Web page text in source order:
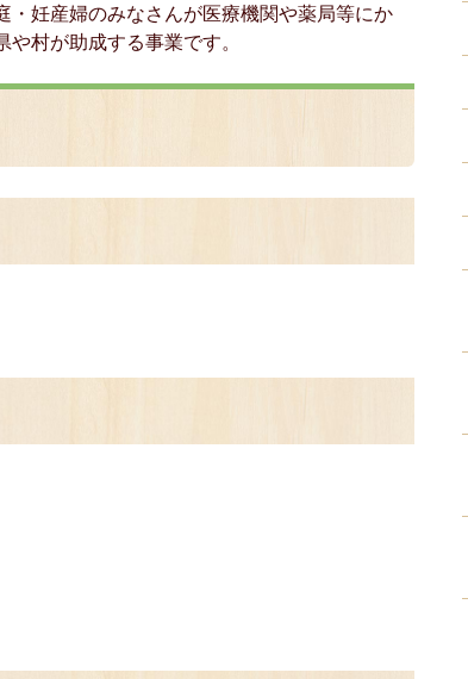
妊産婦のみなさんが医療機関や薬局等にか
村が助成する事業です。